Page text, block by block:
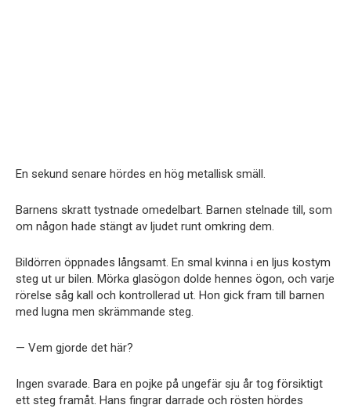
En sekund senare hördes en hög metallisk smäll.
Barnens skratt tystnade omedelbart. Barnen stelnade till, som
om någon hade stängt av ljudet runt omkring dem.
Bildörren öppnades långsamt. En smal kvinna i en ljus kostym
steg ut ur bilen. Mörka glasögon dolde hennes ögon, och varje
rörelse såg kall och kontrollerad ut. Hon gick fram till barnen
med lugna men skrämmande steg.
— Vem gjorde det här?
Ingen svarade. Bara en pojke på ungefär sju år tog försiktigt
ett steg framåt. Hans fingrar darrade och rösten hördes